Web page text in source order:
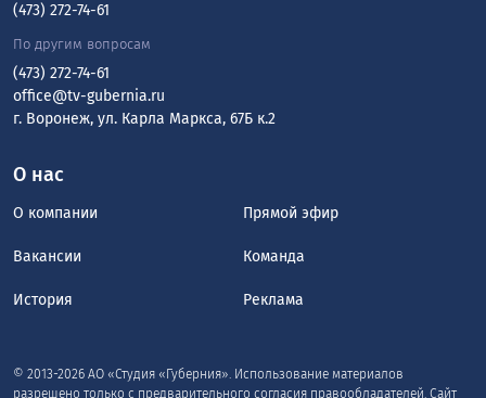
О нас
О компании Прямой эфир
Вакансии Команда
История Реклама
© 2013-2026 АО «Студия «Губерния». Использование материалов
разрешено только с предварительного согласия правообладателей. Сайт
(473) 272-74-61
По другим вопросам
(473) 272-74-61
office@tv-gubernia.ru
г. Воронеж, ул. Карла Маркса, 67Б к.2